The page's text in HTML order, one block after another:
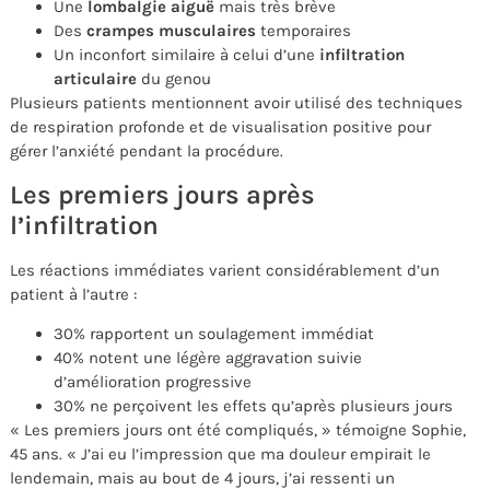
Une lombalgie aiguë mais très brève
Des crampes musculaires temporaires
Un inconfort similaire à celui d’une infiltration
articulaire du genou
Plusieurs patients mentionnent avoir utilisé des techniques
de respiration profonde et de visualisation positive pour
gérer l’anxiété pendant la procédure.
Les premiers jours après
l’infiltration
Les réactions immédiates varient considérablement d’un
patient à l’autre :
30% rapportent un soulagement immédiat
40% notent une légère aggravation suivie
d’amélioration progressive
30% ne perçoivent les effets qu’après plusieurs jours
« Les premiers jours ont été compliqués, » témoigne Sophie,
45 ans. « J’ai eu l’impression que ma douleur empirait le
lendemain, mais au bout de 4 jours, j’ai ressenti un